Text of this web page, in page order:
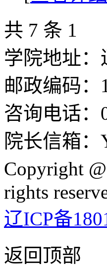
共 7 条 1
学院地址：
邮政编码：
咨询电话：
院长信箱：
Copyright
rights
辽ICP备
返回顶部